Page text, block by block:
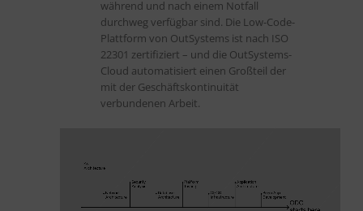
während und nach einem Notfall
durchweg verfügbar sind. Die Low-Code-
Plattform von OutSystems ist nach ISO
22301 zertifiziert – und die OutSystems-
Cloud automatisiert einen Großteil der
mit der Geschäftskontinuität
verbundenen Arbeit.